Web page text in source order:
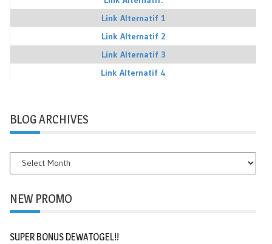
Link Alternatif 1
Link Alternatif 2
Link Alternatif 3
Link Alternatif 4
BLOG ARCHIVES
BLOG
ARCHIVES
NEW PROMO
SUPER BONUS DEWATOGEL!!